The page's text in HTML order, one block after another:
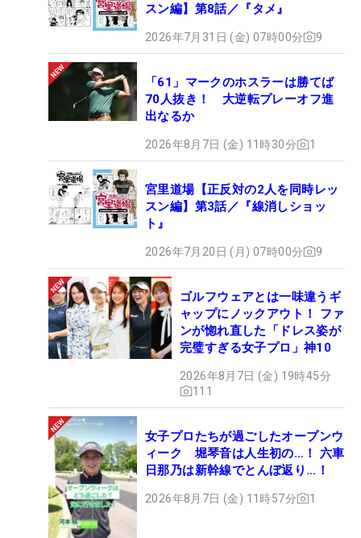
スン編】第8話／『タメ』
2026年7月31日 (金) 07時00分 9
「61」マークのホスラーは勝てば
70人抜き！ 大逆転プレーオフ進
出なるか
2026年8月7日 (金) 11時30分 1
宮里道場【正反対の2人を同時レッ
スン編】第3話／『線消しショッ
ト』
2026年7月20日 (月) 07時00分 9
ゴルフウェアとは一味違うギ
ャップにノックアウト！ ファ
ンが惚れ直した「ドレス姿が
完璧すぎる女子プロ」神10
2026年8月7日 (金) 19時45分
111
女子プロたちが過ごしたオープンウ
ィーク 堀琴音は人生初の…！ 六車
日那乃は新幹線でとんぼ返り…！
2026年8月7日 (金) 11時57分 1